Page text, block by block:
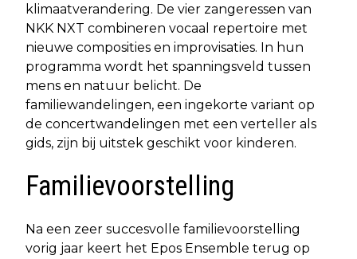
klimaatverandering. De vier zangeressen van
NKK NXT combineren vocaal repertoire met
nieuwe composities en improvisaties. In hun
programma wordt het spanningsveld tussen
mens en natuur belicht. De
familiewandelingen, een ingekorte variant op
de concertwandelingen met een verteller als
gids, zijn bij uitstek geschikt voor kinderen.
Familievoorstelling
Na een zeer succesvolle familievoorstelling
vorig jaar keert het Epos Ensemble terug op